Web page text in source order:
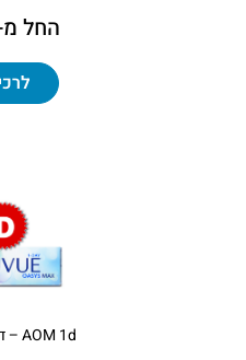
החל מ-
AOM 1d – דיאגנוסטיקה